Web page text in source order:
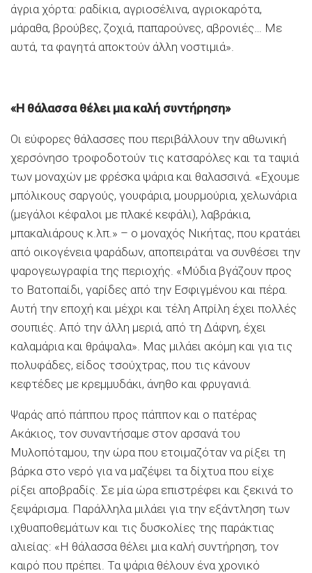
άγρια χόρτα: ραδίκια, αγριοσέλινα, αγριοκαρότα,
μάραθα, βρούβες, ζοχιά, παπαρούνες, αβρονιές… Με
αυτά, τα φαγητά αποκτούν άλλη νοστιμιά».
«Η θάλασσα θέλει μια καλή συντήρηση»
Οι εύφορες θάλασσες που περιβάλλουν την αθωνική
χερσόνησο τροφοδοτούν τις κατσαρόλες και τα ταψιά
των μοναχών με φρέσκα ψάρια και θαλασσινά. «Εχουμε
μπόλικους σαργούς, γουφάρια, μουρμούρια, χελωνάρια
(μεγάλοι κέφαλοι με πλακέ κεφάλι), λαβράκια,
μπακαλιάρους κ.λπ.» – ο μοναχός Νικήτας, που κρατάει
από οικογένεια ψαράδων, αποπειράται να συνθέσει την
ψαρογεωγραφία της περιοχής. «Μύδια βγάζουν προς
το Βατοπαίδι, γαρίδες από την Εσφιγμένου και πέρα.
Αυτή την εποχή και μέχρι και τέλη Απρίλη έχει πολλές
σουπιές. Από την άλλη μεριά, από τη Δάφνη, έχει
καλαμάρια και θράψαλα». Μας μιλάει ακόμη και για τις
πολυφάδες, είδος τσούχτρας, που τις κάνουν
κεφτέδες με κρεμμυδάκι, άνηθο και φρυγανιά.
Ψαράς από πάππου προς πάππον και ο πατέρας
Ακάκιος, τον συναντήσαμε στον αρσανά του
Μυλοπόταμου, την ώρα που ετοιμαζόταν να ρίξει τη
βάρκα στο νερό για να μαζέψει τα δίχτυα που είχε
ρίξει αποβραδίς. Σε μία ώρα επιστρέφει και ξεκινά το
ξεψάρισμα. Παράλληλα μιλάει για την εξάντληση των
ιχθυαποθεμάτων και τις δυσκολίες της παράκτιας
αλιείας: «Η θάλασσα θέλει μια καλή συντήρηση, τον
καιρό που πρέπει. Τα ψάρια θέλουν ένα χρονικό